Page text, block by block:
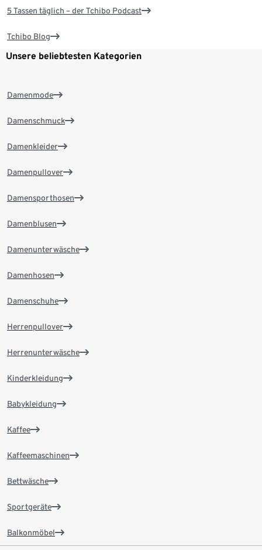
5 Tassen täglich – der Tchibo Podcast
Tchibo Blog
Unsere beliebtesten Kategorien
Damenmode
Damenschmuck
Damenkleider
Damenpullover
Damensporthosen
Damenblusen
Damenunterwäsche
Damenhosen
Damenschuhe
Herrenpullover
Herrenunterwäsche
Kinderkleidung
Babykleidung
Kaffee
Kaffeemaschinen
Bettwäsche
Sportgeräte
Balkonmöbel